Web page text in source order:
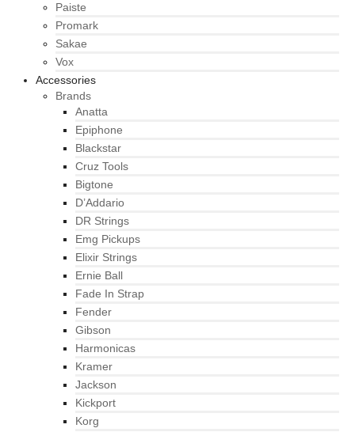
Paiste
Promark
Sakae
Vox
Accessories
Brands
Anatta
Epiphone
Blackstar
Cruz Tools
Bigtone
D’Addario
DR Strings
Emg Pickups
Elixir Strings
Ernie Ball
Fade In Strap
Fender
Gibson
Harmonicas
Kramer
Jackson
Kickport
Korg